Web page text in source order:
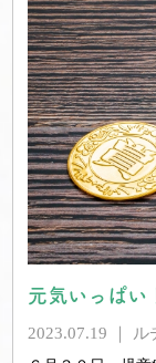
元気いっぱい
2023.07.19 ｜ ル